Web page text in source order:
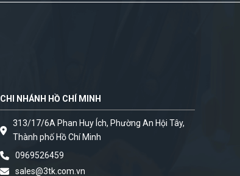
CHI NHÁNH HỒ CHÍ MINH
313/17/6A Phan Huy Ích, Phường An Hội Tây,
Thành phố Hồ Chí Minh
0969526459
sales@3tk.com.vn